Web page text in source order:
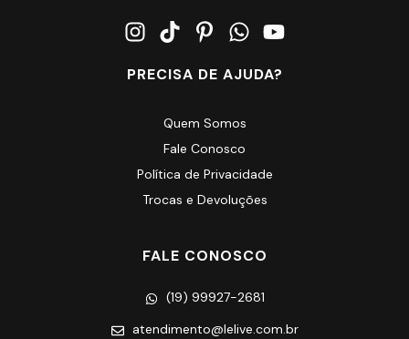
PRECISA DE AJUDA?
Quem Somos
Fale Conosco
Política de Privacidade
Trocas e Devoluções
FALE CONOSCO
(19) 99927-2681
atendimento@lelive.com.br